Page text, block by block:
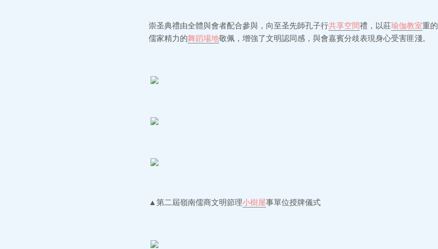
崇圣典禮由全體與會者配合參與，向至圣先師孔子行共享空間禮，以莊瑜伽教室重
儒家精力的舞蹈場地敬佩，增強了文明認同感，與會嘉賓分歧表現身心受害匪淺。
▲第二屆嶺南儒商文明節理小樹屋事單位授牌儀式